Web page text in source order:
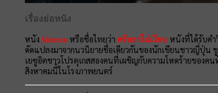
เรื่องย่อหนัง
หนังSilence หรือชื่อไทยว่า ศรัทธาไม่เงียบ หนังที่ได้รับค
ดัดแปลงมาจากนวนิยายชื่อเดียวกันของนักเขียนชาวญี่ปุ่น ชู
เยซูอิตชาวโปรตุเกสสองคนที่เผชิญกับความโหดร้ายของ
สิงหาคมนี้ในโรงภาพยนตร์